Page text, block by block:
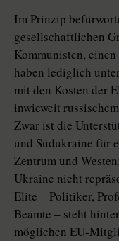
Im Prinzip
gesellschaftlichen
Kommunisten,
haben lediglich
mit den Kosten der
inwieweit
Zwar ist die
und Südukraine für
Zentrum und
Ukraine nicht
Elite – Politiker,
Beamte – steht
möglichen EU-